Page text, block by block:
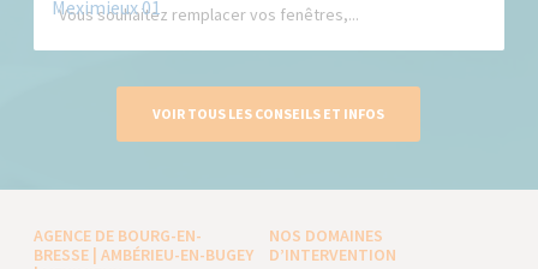
Vous souhaitez remplacer vos fenêtres,...
VOIR TOUS LES CONSEILS ET INFOS
AGENCE DE BOURG-EN-
BRESSE | AMBÉRIEU-EN-BUGEY
NOS DOMAINES
D’INTERVENTION